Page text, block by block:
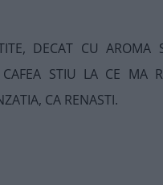
DECAT CU AROMA
STIU LA CE MA
CA RENASTI.